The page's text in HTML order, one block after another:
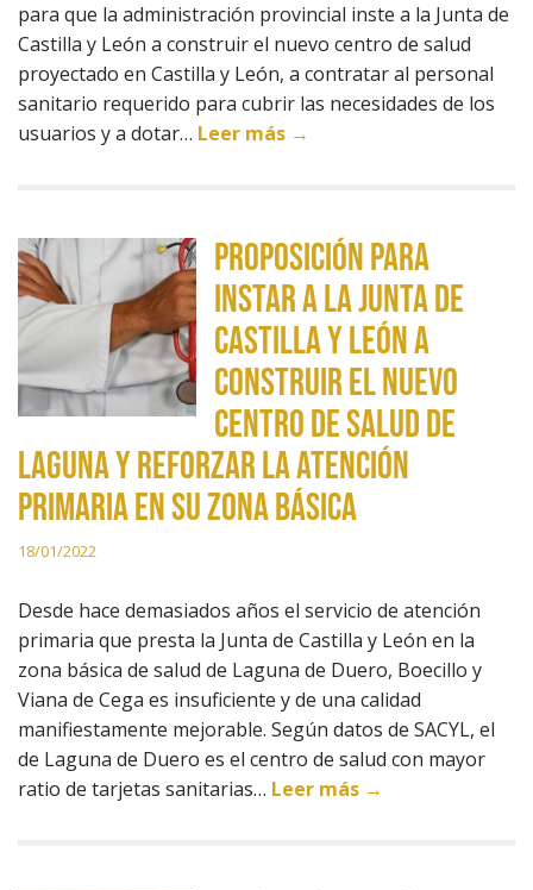
para que la administración provincial inste a la Junta de
Castilla y León a construir el nuevo centro de salud
proyectado en Castilla y León, a contratar al personal
sanitario requerido para cubrir las necesidades de los
usuarios y a dotar… Leer más →
Proposición para
instar a la Junta de
Castilla y León a
construir el nuevo
centro de salud de
Laguna y reforzar la atención
primaria en su zona básica
18/01/2022
Desde hace demasiados años el servicio de atención
primaria que presta la Junta de Castilla y León en la
zona básica de salud de Laguna de Duero, Boecillo y
Viana de Cega es insuficiente y de una calidad
manifiestamente mejorable. Según datos de SACYL, el
de Laguna de Duero es el centro de salud con mayor
ratio de tarjetas sanitarias… Leer más →